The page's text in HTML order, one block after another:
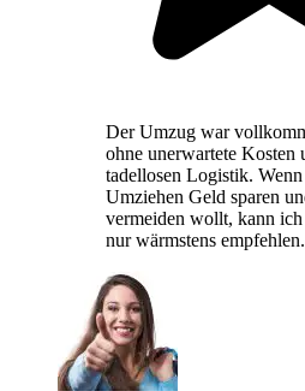
Der Umzug war
ohne unerwartete Kosten
tadellosen Logistik.
Umziehen Geld sparen
vermeiden wollt, kann ich
nur wärmstens empfehlen.